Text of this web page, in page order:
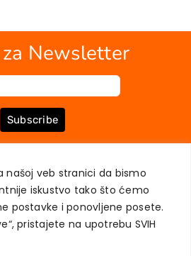
našoj veb stranici da bismo
iskustvo tako što ćemo
postavke i ponovljene posete.
pristajete na upotrebu SVIH
Newsletter
Subscribe
NALOG
PRIVATNOSTI KORISNIKA